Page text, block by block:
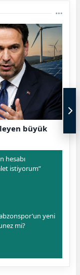
büyük
hesabı
istiyorum”
yeni
mi?